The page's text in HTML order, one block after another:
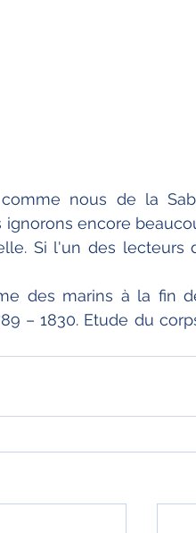
nous de la
encore
Si l'un des lecteurs
des marins à la fin
– 1830. Etude du